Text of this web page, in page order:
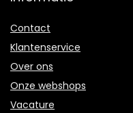
Contact
Klantenservice
Over ons
Onze webshops
Vacature